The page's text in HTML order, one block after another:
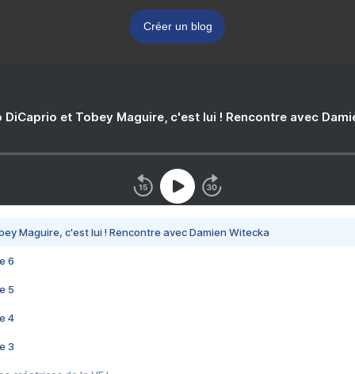
Créer un blog
DiCaprio et Tobey Maguire, c'est lui ! Rencontre avec
Maguire, c'est lui ! Rencontre avec Damien Witecka
6
5
4
3